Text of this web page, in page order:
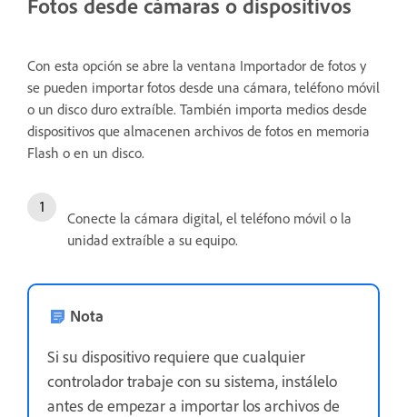
Fotos desde cámaras o dispositivos
Con esta opción se abre la ventana Importador de fotos y
se pueden importar fotos desde una cámara, teléfono móvil
o un disco duro extraíble. También importa medios desde
dispositivos que almacenen archivos de fotos en memoria
Flash o en un disco.
Conecte la cámara digital, el teléfono móvil o la
unidad extraíble a su equipo.
Nota
Si su dispositivo requiere que cualquier
controlador trabaje con su sistema, instálelo
antes de empezar a importar los archivos de